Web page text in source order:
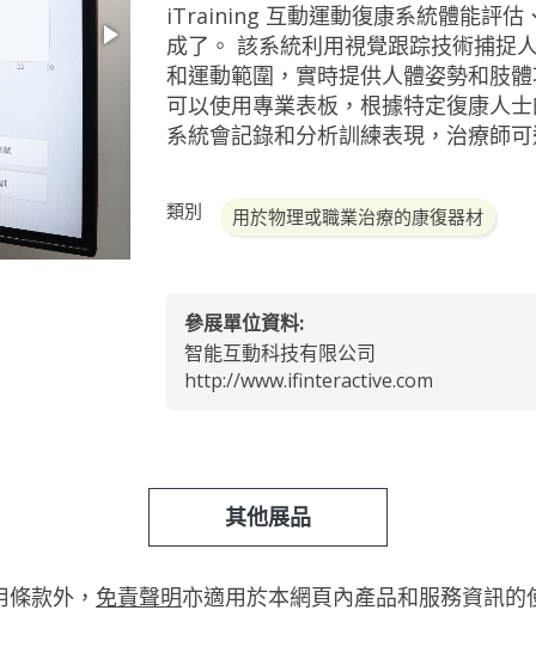
iTraining 互動運動復康系統體能評估
成了。 該系統利用視覺跟踪技術捕捉
和運動範圍，實時提供人體姿勢和肢
可以使用專業表板，根據特定復康人
系統會記錄和分析訓練表現，治療師
類別 用於物理或職業治療的康復器材
參展單位資料:
智能互動科技有限公司
http://www.ifinteractive.com
其他展品
款外， 免責聲明亦適用於本網頁內產品和服務資訊的